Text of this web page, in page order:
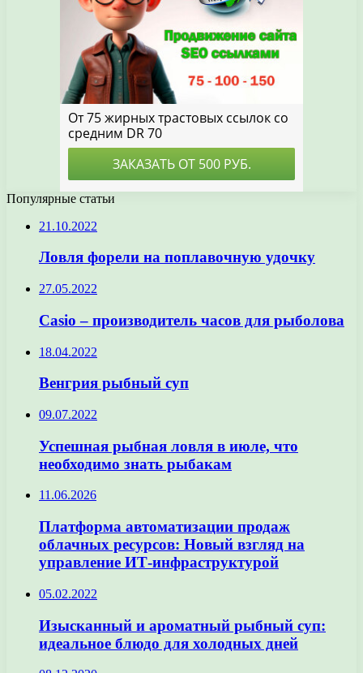
Популярные статьи
21.10.2022
Ловля форели на поплавочную удочку
27.05.2022
Casio – производитель часов для рыболова
18.04.2022
Венгрия рыбный суп
09.07.2022
Успешная рыбная ловля в июле, что
необходимо знать рыбакам
11.06.2026
Платформа автоматизации продаж
облачных ресурсов: Новый взгляд на
управление ИТ-инфраструктурой
05.02.2022
Изысканный и ароматный рыбный суп:
идеальное блюдо для холодных дней